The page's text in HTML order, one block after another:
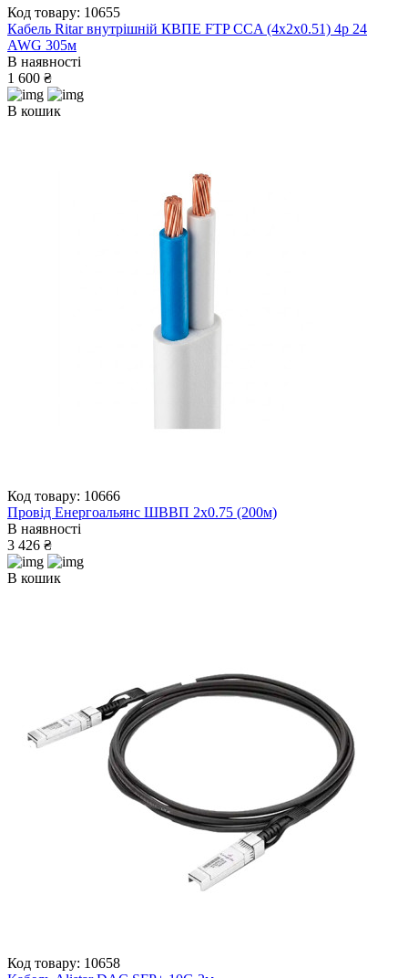
Код товару: 10655
Кабель Ritar внутрішній КВПЕ FTP CCA (4x2x0.51) 4p 24
AWG 305м
В наявності
1 600 ₴
В кошик
Код товару: 10666
Провід Енергоальянс ШВВП 2х0.75 (200м)
В наявності
3 426 ₴
В кошик
Код товару: 10658